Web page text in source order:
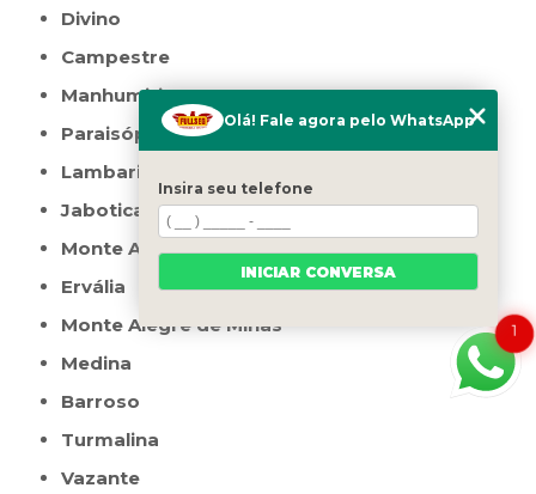
Divino
Campestre
Manhumirim
Paraisópolis
Lambari
Jaboticatubas
Monte Azul
Ervália
Monte Alegre de Minas
Medina
Barroso
Turmalina
Vazante
1
Olá! Fale agora pelo WhatsApp
Insira seu telefone
INICIAR CONVERSA